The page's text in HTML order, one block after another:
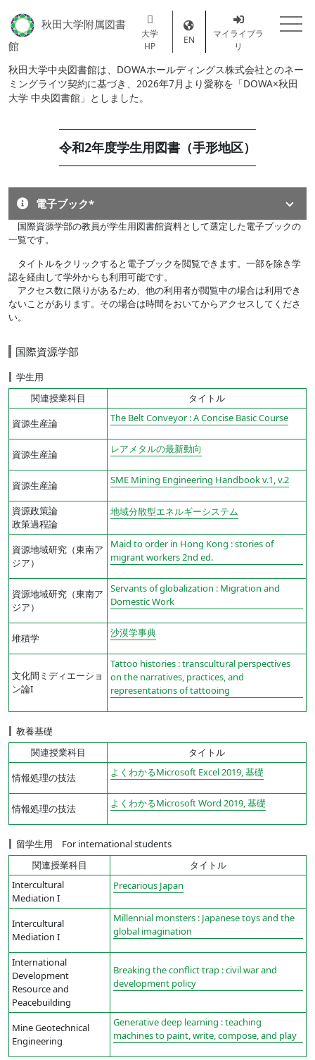
秋田大学附属図書
館
大学
HP
EN
マイライブラ
リ
秋田大学中央図書館は、DOWAホールディングス株式会社とのネー
ミングライツ契約に基づき、2026年7月より愛称を「DOWA×秋田
大学 中央図書館」としました。
令和2年度学生用図書（手形地区）
国際資源学部の教員が学生用図書館資料として選定した電子ブックの
一覧です。
タイトルをクリックすると電子ブックを閲覧できます。一部を除き学
認を経由して学外からも利用可能です。
アクセス数に限りがあるため、他の利用者が閲覧中の場合は利用でき
ないことがあります。その場合は時間をおいてからアクセスしてくださ
い。
国際資源学部
学生用
関連授業科目
タイトル
資源生産論
The Belt Conveyor : A Concise Basic Course
資源生産論 レアメタルの最新動向
資源生産論 SME Mining Engineering Handbook v.1, v.2
資源政策論
政策過程論
地域分散型エネルギーシステム
資源地域研究（東南ア
ジア）
Maid to order in Hong Kong : stories of
migrant workers 2nd ed.
資源地域研究（東南ア
ジア）
Servants of globalization : Migration and
Domestic Work
堆積学 沙漠学事典
文化間ミディエーショ
ン論I
Tattoo histories : transcultural perspectives
on the narratives, practices, and
representations of tattooing
教養基礎
関連授業科目
タイトル
情報処理の技法
よくわかるMicrosoft Excel 2019, 基礎
情報処理の技法 よくわかるMicrosoft Word 2019, 基礎
留学生用 For international students
関連授業科目
タイトル
Intercultural
Mediation I
Precarious Japan
Intercultural
Mediation I
Millennial monsters : Japanese toys and the
global imagination
International
Development
Resource and
Peacebuilding
Breaking the conflict trap : civil war and
development policy
Mine Geotechnical
Engineering
Generative deep learning : teaching
machines to paint, write, compose, and play
電子ブック*
電子ブック案内
電子ブックリスト
就 活
大学生活
英語学習
英語多読
Cambridge discovery readers
For dummies
Foundations reading library
Girlz Rock!
Legends in their own lunchbox
Page turners Headwords
Springboard Connect
シラバス図書（手形地区）
教養基礎科目
教育文化学部
国際資源学部
情報データ科学部
理工学部/総合環境理工学部
教育学研究科
国際資源学研究科
理工学研究科
医 学
保 健
学生用図書（手形地区）
国際資源学部
理工学部
高等教育グローバルセンター